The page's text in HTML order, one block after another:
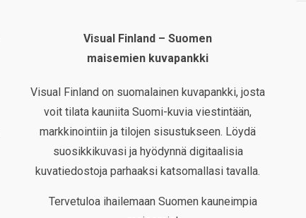
Visual Finland – Suomen
maisemien kuvapankki
Visual Finland on suomalainen kuvapankki, josta
voit tilata kauniita Suomi-kuvia viestintään,
markkinointiin ja tilojen sisustukseen. Löydä
suosikkikuvasi ja hyödynnä digitaalisia
kuvatiedostoja parhaaksi katsomallasi tavalla.
Tervetuloa ihailemaan Suomen kauneimpia